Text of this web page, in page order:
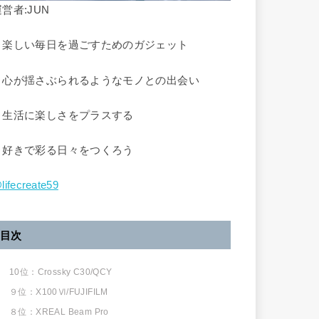
営者:JUN
しい毎日を過ごすためのガジェット
が揺さぶられるようなモノとの出会い
活に楽しさをプラスする
きで彩る日々をつくろう
目次
10位：Crossky C30/QCY
９位：X100Ⅵ/FUJIFILM
８位：XREAL Beam Pro